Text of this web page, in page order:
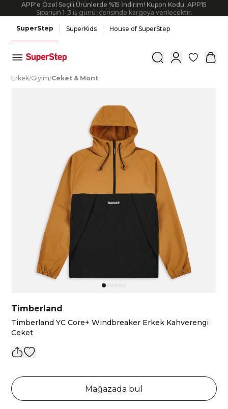
Siparişin 1-3 iş günü içerisinde kargoya verilecektir.
SuperStep SuperKids House of SuperStep
0
Erkek/Giyim/Ceket & Mont
Timberland
Timberland YC Core+ Windbreaker Erkek Kahverengi
Ceket
Mağazada bul